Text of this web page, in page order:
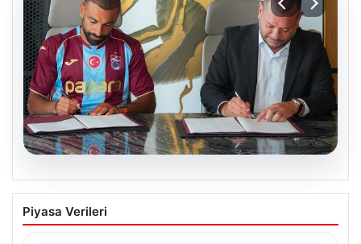
Trabzonspor Salah Transferinin
Maliyetini Detaylandırdı
Piyasa Verileri